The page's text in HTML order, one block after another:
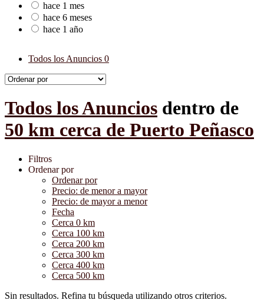
hace 1 mes
hace 6 meses
hace 1 año
Todos los Anuncios 0
Todos los Anuncios dentro de
50 km cerca de Puerto Peñasco
Filtros
Ordenar por
Ordenar por
Precio: de menor a mayor
Precio: de mayor a menor
Fecha
Cerca 0 km
Cerca 100 km
Cerca 200 km
Cerca 300 km
Cerca 400 km
Cerca 500 km
Sin resultados. Refina tu búsqueda utilizando otros criterios.